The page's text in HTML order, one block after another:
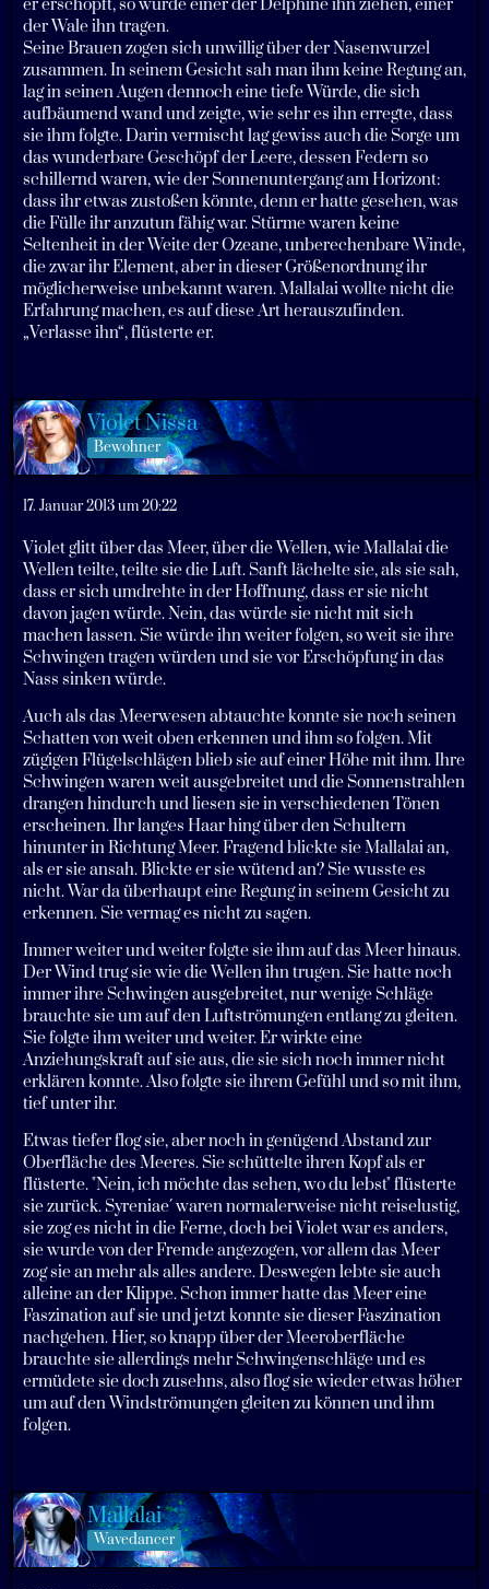
er erschöpft, so würde einer der Delphine ihn ziehen, einer
der Wale ihn tragen.
Seine Brauen zogen sich unwillig über der Nasenwurzel
zusammen. In seinem Gesicht sah man ihm keine Regung an,
lag in seinen Augen dennoch eine tiefe Würde, die sich
aufbäumend wand und zeigte, wie sehr es ihn erregte, dass
sie ihm folgte. Darin vermischt lag gewiss auch die Sorge um
das wunderbare Geschöpf der Leere, dessen Federn so
schillernd waren, wie der Sonnenuntergang am Horizont:
dass ihr etwas zustoßen könnte, denn er hatte gesehen, was
die Fülle ihr anzutun fähig war. Stürme waren keine
Seltenheit in der Weite der Ozeane, unberechenbare Winde,
die zwar ihr Element, aber in dieser Größenordnung ihr
möglicherweise unbekannt waren. Mallalai wollte nicht die
Erfahrung machen, es auf diese Art herauszufinden.
„Verlasse ihn“, flüsterte er.
Violet Nissa
Bewohner
17. Januar 2013 um 20:22
Violet glitt über das Meer, über die Wellen, wie Mallalai die
Wellen teilte, teilte sie die Luft. Sanft lächelte sie, als sie sah,
dass er sich umdrehte in der Hoffnung, dass er sie nicht
davon jagen würde. Nein, das würde sie nicht mit sich
machen lassen. Sie würde ihn weiter folgen, so weit sie ihre
Schwingen tragen würden und sie vor Erschöpfung in das
Nass sinken würde.
Auch als das Meerwesen abtauchte konnte sie noch seinen
Schatten von weit oben erkennen und ihm so folgen. Mit
zügigen Flügelschlägen blieb sie auf einer Höhe mit ihm. Ihre
Schwingen waren weit ausgebreitet und die Sonnenstrahlen
drangen hindurch und liesen sie in verschiedenen Tönen
erscheinen. Ihr langes Haar hing über den Schultern
hinunter in Richtung Meer. Fragend blickte sie Mallalai an,
als er sie ansah. Blickte er sie wütend an? Sie wusste es
nicht. War da überhaupt eine Regung in seinem Gesicht zu
erkennen. Sie vermag es nicht zu sagen.
Immer weiter und weiter folgte sie ihm auf das Meer hinaus.
Der Wind trug sie wie die Wellen ihn trugen. Sie hatte noch
immer ihre Schwingen ausgebreitet, nur wenige Schläge
brauchte sie um auf den Luftströmungen entlang zu gleiten.
Sie folgte ihm weiter und weiter. Er wirkte eine
Anziehungskraft auf sie aus, die sie sich noch immer nicht
erklären konnte. Also folgte sie ihrem Gefühl und so mit ihm,
tief unter ihr.
Etwas tiefer flog sie, aber noch in genügend Abstand zur
Oberfläche des Meeres. Sie schüttelte ihren Kopf als er
flüsterte. "Nein, ich möchte das sehen, wo du lebst" flüsterte
sie zurück. Syreniae´ waren normalerweise nicht reiselustig,
sie zog es nicht in die Ferne, doch bei Violet war es anders,
sie wurde von der Fremde angezogen, vor allem das Meer
zog sie an mehr als alles andere. Deswegen lebte sie auch
alleine an der Klippe. Schon immer hatte das Meer eine
Faszination auf sie und jetzt konnte sie dieser Faszination
nachgehen. Hier, so knapp über der Meeroberfläche
brauchte sie allerdings mehr Schwingenschläge und es
ermüdete sie doch zusehns, also flog sie wieder etwas höher
um auf den Windströmungen gleiten zu können und ihm
folgen.
Mallalai
Wavedancer